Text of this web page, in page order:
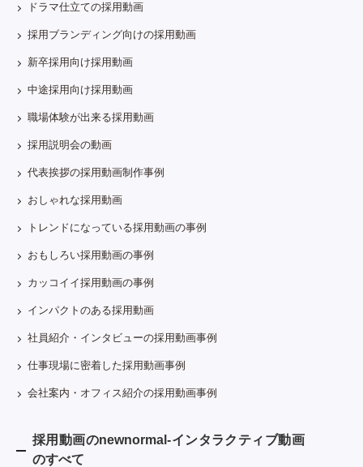
ドラマ仕立ての採用動画
採用ブランディング向けの採用動画
新卒採用向け採用動画
中途採用向け採用動画
職場体験が出来る採用動画
採用説明会の動画
代表挨拶の採用動画制作事例
おしゃれな採用動画
トレンドになっている採用動画の事例
おもしろい採用動画の事例
カッコイイ採用動画の事例
インパクトのある採用動画
社員紹介・インタビューの採用動画事例
仕事現場に密着した採用動画事例
会社案内・オフィス紹介の採用動画事例
採用動画のnewnormal-インタラクティブ動画
のすべて